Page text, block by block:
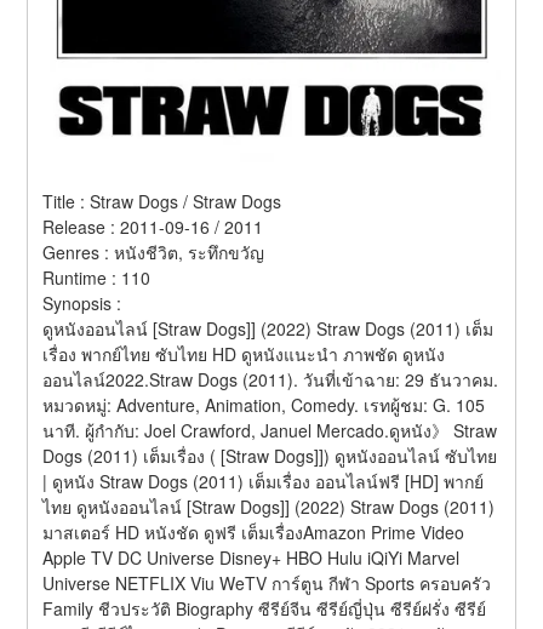
Title : Straw Dogs / Straw Dogs
Release : 2011-09-16 / 2011
Genres : หนังชีวิต, ระทึกขวัญ
Runtime : 110
Synopsis :
ดูหนังออนไลน์ [Straw Dogs]] (2022) Straw Dogs (2011) เต็ม
เรื่อง พากย์ไทย ซับไทย HD ดูหนังแนะนำ ภาพชัด ดูหนัง
ออนไลน์2022.Straw Dogs (2011). วันที่เข้าฉาย: 29 ธันวาคม.
หมวดหมู่: Adventure, Animation, Comedy. เรทผู้ชม: G. 105
นาที. ผู้กำกับ: Joel Crawford, Januel Mercado.ดูหนัง》 Straw
Dogs (2011) เต็มเรื่อง ( [Straw Dogs]]) ดูหนังออนไลน์ ซับไทย
| ดูหนัง Straw Dogs (2011) เต็มเรื่อง ออนไลน์ฟรี [HD] พากย์
ไทย ดูหนังออนไลน์ [Straw Dogs]] (2022) Straw Dogs (2011)
มาสเตอร์ HD หนังชัด ดูฟรี เต็มเรื่องAmazon Prime Video
Apple TV DC Universe Disney+ HBO Hulu iQiYi Marvel
Universe NETFLIX Viu WeTV การ์ตูน กีฬา Sports ครอบครัว
Family ชีวประวัติ Biography ซีรีย์จีน ซีรีย์ญี่ปุ่น ซีรีย์ฝรั่ง ซีรีย์